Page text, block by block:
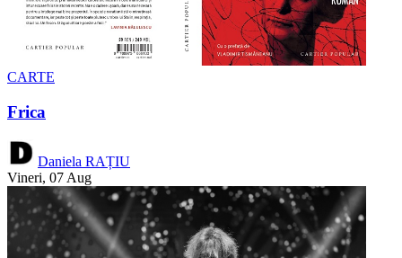
CARTE
Frica
Daniela RAȚIU
Vineri, 07 Aug